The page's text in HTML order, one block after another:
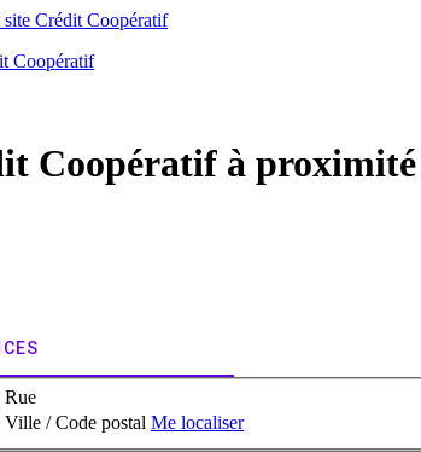
site Crédit Coopératif
Coopératif
Coopératif à
Rue
Ville / Code postal Me localiser